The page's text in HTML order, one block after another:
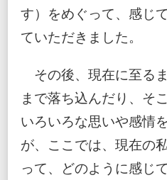
す）をめぐって、感じ
ていただきました。
その後、現在に至る
まで落ち込んだり、そ
いろいろな思いや感情
が、ここでは、現在の
って、どのように感じ